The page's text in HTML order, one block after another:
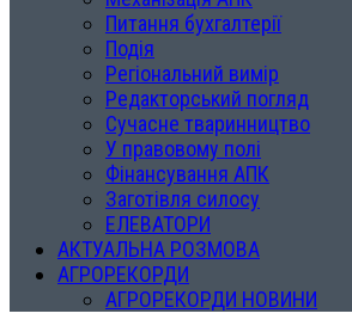
Питання бухгалтерії
Подія
Регіональний вимір
Редакторський погляд
Сучасне тваринництво
У правовому полі
Фінансування АПК
Заготівля силосу
ЕЛЕВАТОРИ
АКТУАЛЬНА РОЗМОВА
АГРОРЕКОРДИ
АГРОРЕКОРДИ НОВИНИ